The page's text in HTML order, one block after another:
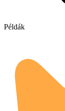
Példák